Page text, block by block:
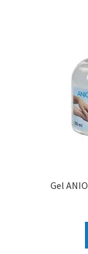
Gel